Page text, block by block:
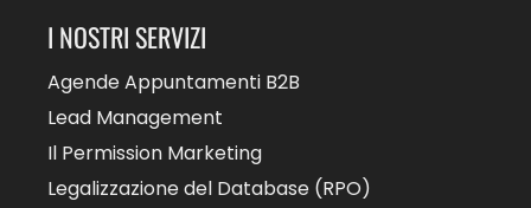
I NOSTRI SERVIZI
Agende Appuntamenti B2B
Lead Management
Il Permission Marketing
Legalizzazione del Database (RPO)